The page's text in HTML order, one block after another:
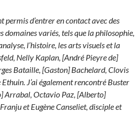
permis d’entrer en contact avec des
variés, tels que la philosophie,
l’histoire, les arts visuels et la
Nelly Kaplan, [André Pieyre de]
Bataille, [Gaston] Bachelard, Clovis
J’ai également rencontré Buster
Arrabal, Octavio Paz, [Alberto]
et Eugène Canseliet, disciple et